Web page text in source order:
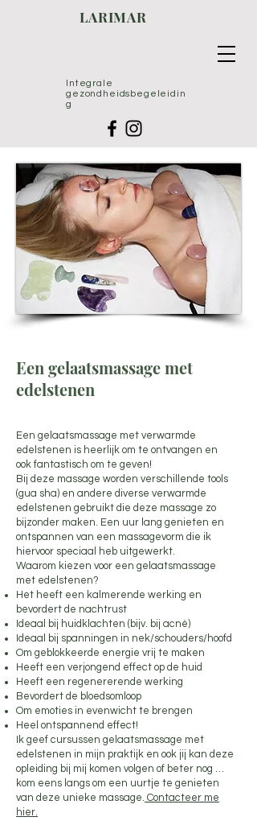
Integrale
gezondheidsbegeleidin
g
LARIMAR
Een gelaatsmassage met
edelstenen
Een gelaatsmassage met verwarmde
edelstenen is heerlijk om te ontvangen en
ook fantastisch om te geven!
Bij deze massage worden verschillende tools
(gua sha) en andere diverse verwarmde
edelstenen gebruikt die deze massage zo
bijzonder maken. Een uur lang genieten en
ontspannen van een massagevorm die ik
hiervoor speciaal heb uitgewerkt.
Waarom kiezen voor een gelaatsmassage
met edelstenen?
Het heeft een kalmerende werking en
bevordert de nachtrust
Ideaal bij huidklachten (bijv. bij acné)
Ideaal bij spanningen in nek/schouders/hoofd
Om geblokkeerde energie vrij te maken
Heeft een verjongend effect op de huid
Heeft een regenererende werking
Bevordert de bloedsomloop
Om emoties in evenwicht te brengen
Heel ontspannend effect!
Ik geef cursussen gelaatsmassage met
edelstenen in mijn praktijk en ook jij kan deze
opleiding bij mij komen volgen of beter nog …
kom eens langs om een uurtje te genieten
van deze unieke massage. Contacteer me
hier.